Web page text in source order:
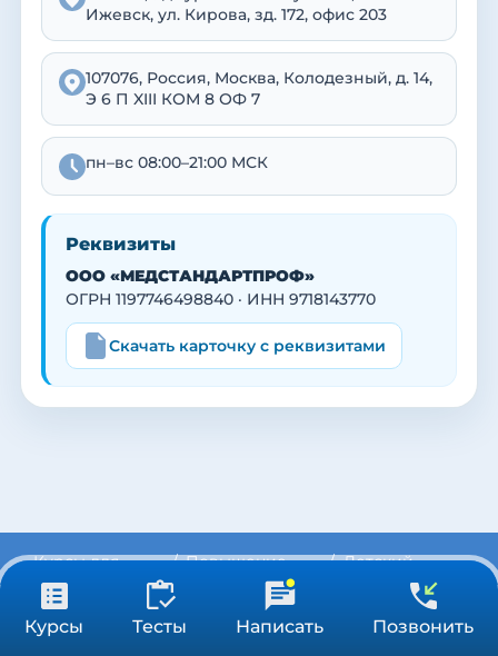
Курсы Тесты Написать Позвонить
Ижевск, ул. Кирова, зд. 172, офис 203
107076, Россия, Москва, Колодезный, д. 14,
Э 6 П XIII КОМ 8 ОФ 7
пн–вс 08:00–21:00 МСК
Реквизиты
ООО «МЕДСТАНДАРТПРОФ»
ОГРН 1197746498840 · ИНН 9718143770
Скачать карточку с реквизитами
от 3 900 ₽
36/72/144 ч Получить консультацию
Курсы для
врачей и
медсестер
Повышение
квалификации
(СПО)
Детский
медицинский